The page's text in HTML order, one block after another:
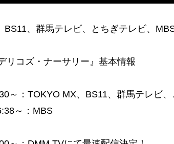
、群馬テレビ、とちぎテレビ、
コズ・ナーサリー』基本情報
～：TOKYO MX、BS11、群馬テレビ
～：MBS